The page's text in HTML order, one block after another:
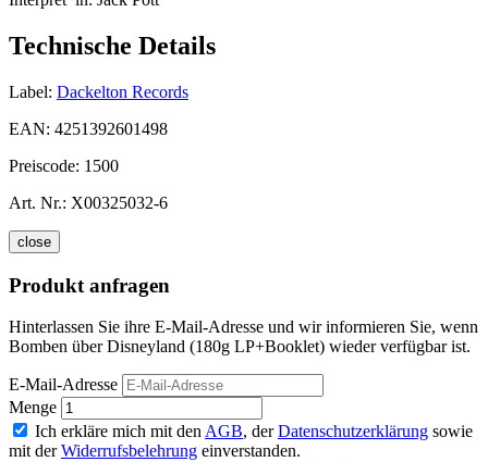
Technische Details
Label: Dackelton Records
EAN: 4251392601498
Preiscode: 1500
Art. Nr.: X00325032-6
close
Produkt anfragen
Hinterlassen Sie ihre E-Mail-Adresse und wir informieren Sie, wenn
Bomben über Disneyland (180g LP+Booklet) wieder verfügbar ist.
E-Mail-Adresse
Menge
Ich erkläre mich mit den AGB, derDatenschutzerklärung sowie
mit derWiderrufsbelehrung einverstanden.